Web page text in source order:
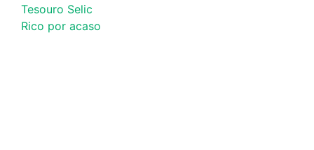
Tesouro Selic
Rico por acaso